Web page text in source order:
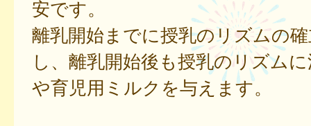
安です。
離乳開始までに授乳のリズムの
し、離乳開始後も授乳のリズム
や育児用ミルクを与えます。